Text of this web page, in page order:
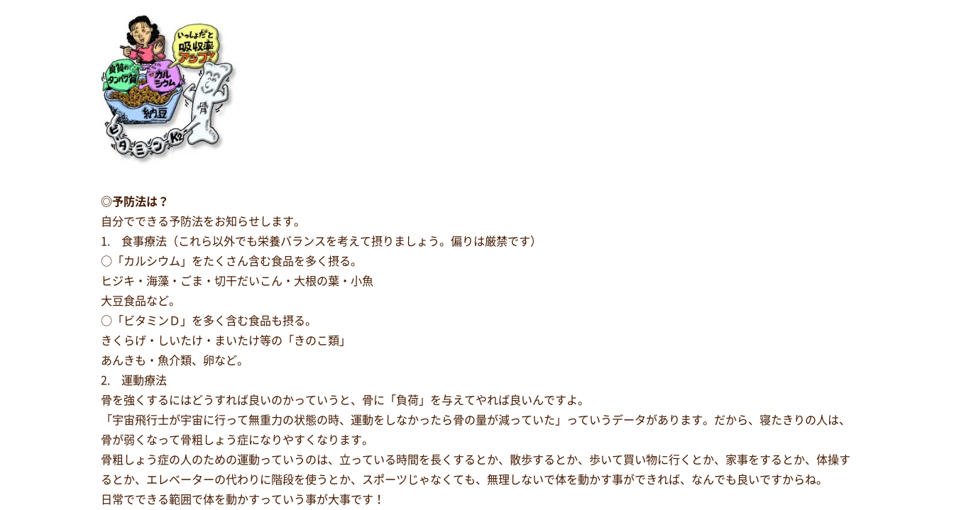
◎予防法は？
自分でできる予防法をお知らせします。
1. 食事療法（これら以外でも栄養バランスを考えて摂りましょう。偏りは厳禁です）
○「カルシウム」をたくさん含む食品を多く摂る。
ヒジキ・海藻・ごま・切干だいこん・大根の葉・小魚
大豆食品など。
○「ビタミンＤ」を多く含む食品も摂る。
きくらげ・しいたけ・まいたけ等の「きのこ類」
あんきも・魚介類、卵など。
2. 運動療法
骨を強くするにはどうすれば良いのかっていうと、骨に「負荷」を与えてやれば良いんですよ。
「宇宙飛行士が宇宙に行って無重力の状態の時、運動をしなかったら骨の量が減っていた」っていうデータがあります。だから、寝たきりの人は、
骨が弱くなって骨粗しょう症になりやすくなります。
骨粗しょう症の人のための運動っていうのは、立っている時間を長くするとか、散歩するとか、歩いて買い物に行くとか、家事をするとか、体操す
るとか、エレベーターの代わりに階段を使うとか、スポーツじゃなくても、無理しないで体を動かす事ができれば、なんでも良いですからね。
日常でできる範囲で体を動かすっていう事が大事です！